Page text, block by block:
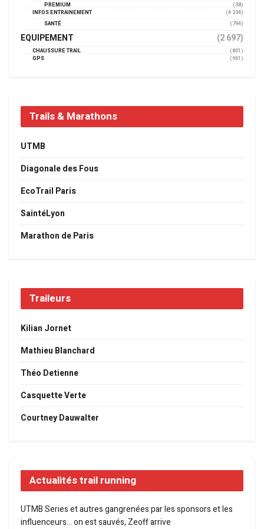
PREMIUM
(38)
INFOS ENTRAINEMENT
(4 234)
SANTÉ
(794)
EQUIPEMENT (2 697)
CHAUSSURE TRAIL
(801)
GPS
(961)
Trails & Marathons
UTMB
Diagonale des Fous
EcoTrail Paris
SaintéLyon
Marathon de Paris
Traileurs
Kilian Jornet
Mathieu Blanchard
Théo Detienne
Casquette Verte
Courtney Dauwalter
Actualités trail running
UTMB Series et autres gangrenées par les sponsors et les
influenceurs… on est sauvés, Zeoff arrive